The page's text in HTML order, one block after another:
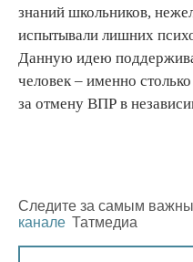
знаний школьников,
испытывали лишних
Данную идею
человек – именно
за отмену ВПР в
Следите за самым
канале Татмедиа